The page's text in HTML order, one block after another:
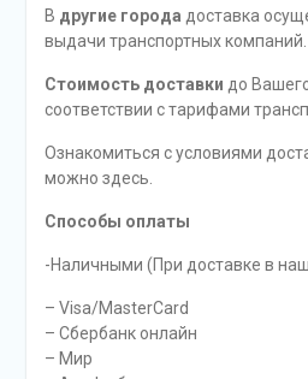
В другие города доставка
выдачи транспортных компаний.
Стоимость доставки до
соответствии с тарифами
Ознакомиться с условиями
можно здесь.
Способы оплаты
-Наличными (При доставке в
– Visa/MasterCard
– Сбербанк онлайн
– Мир